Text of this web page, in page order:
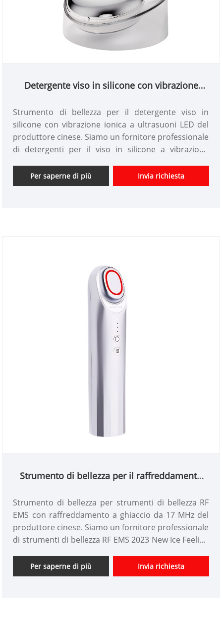
Detergente viso in silicone con vibrazione
Strumento di bellezza per il detergente viso in
silicone con vibrazione ionica a ultrasuoni LED del
produttore cinese. Siamo un fornitore professionale
di detergenti per il viso in silicone a vibrazione
progettazione personalizzata di strumenti di
bellezza e abbiamo un buon vantaggio di prezzo e
Per saperne di più Invia richiesta
Strumento di bellezza per il raffreddamento
Strumento di bellezza per strumenti di bellezza RF
EMS con raffreddamento a ghiaccio da 17 MHz del
produttore cinese. Siamo un fornitore professionale
di strumenti di bellezza RF EMS 2023 New Ice Feeling
personalizzata di strumenti di bellezza e abbiamo un
buon vantaggio di prezzo e offriamo servizi di
Per saperne di più Invia richiesta